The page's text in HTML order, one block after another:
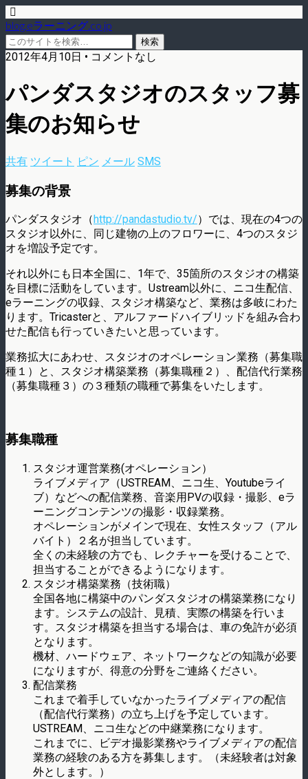
blog.eラーニング.co.jp
2012年4月10日 • コメントなし
パンダスタジオのスタッフ募
集のお知らせ
共有 ツイート ピン メール SMS
募集の背景
パンダスタジオ（ http://pandastudio.tv/）では、現在の4つの
スタジオ以外に、同じ建物の上のフロワーに、4つのスタジ
オを増設予定です。
それ以外にも日本全国に、1年で、35箇所のスタジオの構築
を目標に活動をしています。Ustream以外に、ニコ生配信、
eラーニングの収録、スタジオ構築など、業務は多岐にわた
ります。Tricasterと、アルファードハイブリッドを組み合わ
せた配信も行っていきたいと思っています。
業務拡大にあわせ、スタジオのオペレーション業務（募集職
種１）と、スタジオ構築業務（募集職種２）、配信代行業務
（募集職種３）の３種類の職種で募集をいたします。
募集職種
スタジオ運営業務(オペレーション）
ライブメディア（USTREAM、ニコ生、Youtubeライ
ブ）などへの配信業務、音楽用PVの収録・撮影、eラ
ーニングコンテンツの撮影・収録業務。
オペレーションがメインで現在、女性スタッフ（アル
バイト）２名が担当しています。
全くの未経験の方でも、レクチャーを受けることで、
担当することができるようになります。
スタジオ構築業務（技術職）
全国各地に構築中のパンダスタジオの構築業務になり
ます。システムの設計、見積、実際の構築を行いま
す。スタジオ構築を担当する場合は、車の免許が必須
となります。
機材、ハードウェア、ネットワークなどの知識が必要
になりますが、得意の分野をご連絡ください。
配信業務
これまで着手していなかったライブメディアの配信
（配信代行業務）の立ち上げを予定しています。
USTREAM、ニコ生などの中継業務になります。
これまでに、ビデオ撮影業務やライブメディアの配信
業務の経験のある方を募集します。（未経験者は対象
外とします。）